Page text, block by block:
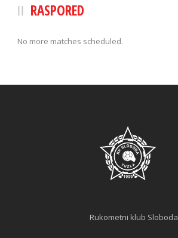
RASPORED
No more matches scheduled.
Rukometni klub Sloboda